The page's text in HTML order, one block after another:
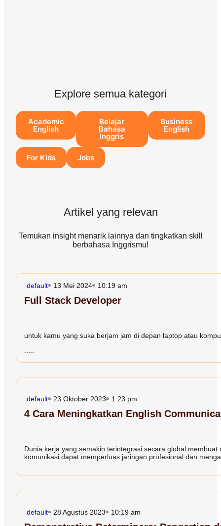
Explore semua kategori
Academic
English
Belajar
Bahasa
Inggris
Business
English
For Kids Jobs
Artikel yang relevan
Temukan insight menarik lainnya dan tingkatkan skill
berbahasa Inggrismu!
default 13 Mei 2024 10:19 am
Full Stack Developer
untuk kamu yang suka berjam jam di depan laptop atau
default 23 Oktober 2023 1:23 pm
4 Cara Meningkatkan English
Dunia kerja yang semakin terintegrasi secara global
komunikasi dapat memperluas jaringan profesional dan
default 28 Agustus 2023 10:19 am